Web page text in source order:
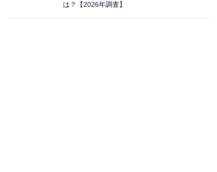
は？【2026年調査】